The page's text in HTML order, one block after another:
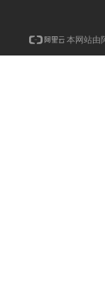
本网站由